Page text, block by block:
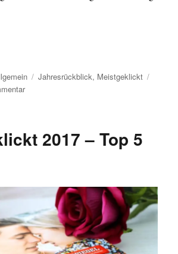
[Jahresrückblick]“
Schlagwörter
Jahresrückblick, Meistgeklickt
zu
2017 – Top 5